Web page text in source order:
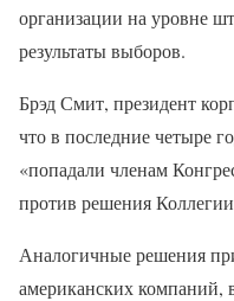
организации на уровне
результаты выборов.
Брэд Смит, президент
что в последние четыре
«попадали членам
против решения
Аналогичные решения
американских компаний,